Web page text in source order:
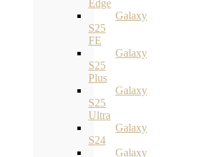
Edge
Galaxy
S25
FE
Galaxy
S25
Plus
Galaxy
S25
Ultra
Galaxy
S24
Galaxy